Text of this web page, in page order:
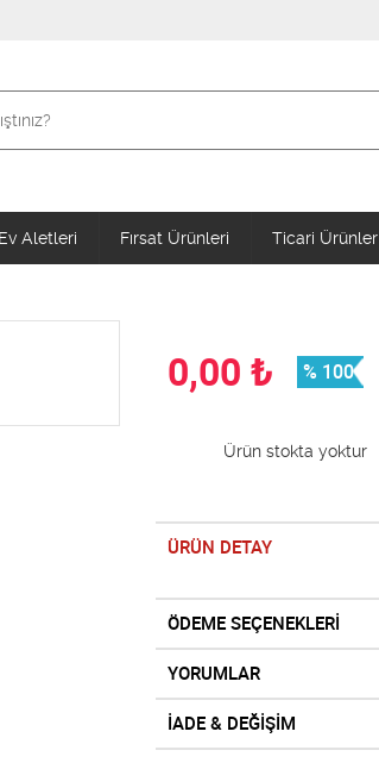
Aletleri Fırsat Ürünleri Ticari Ürünler
0,00 ₺ % 100
Ürün stokta yoktur
ÜRÜN DETAY
ÖDEME SEÇENEKLERİ
YORUMLAR
İADE & DEĞİŞİM